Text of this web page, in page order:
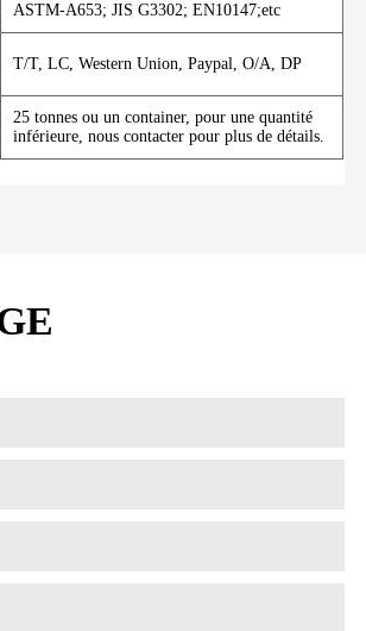
ASTM-A653; JIS G3302; EN10147;etc
T/T, LC, Western Union, Paypal, O/A, DP
25 tonnes ou un container, pour une quantité
inférieure, nous contacter pour plus de détails.